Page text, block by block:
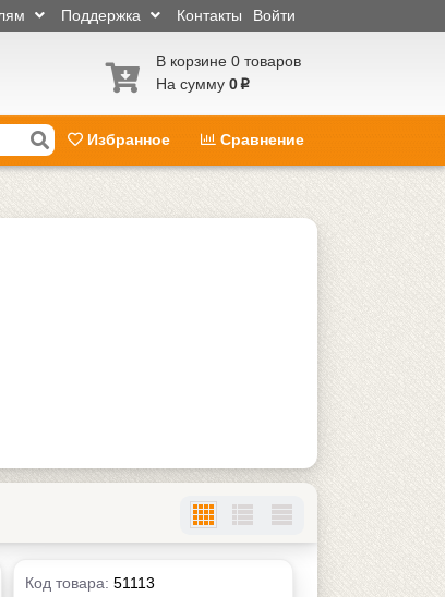
Войти
Контакты
Поддержка
В корзине 0 товаров
На сумму 0 p
Избранное Сравнение
Код товара:51113